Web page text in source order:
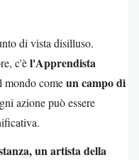
di vista disilluso.
c'èl'Apprendista
mondo comeun campo di
azione può essere
un artista della